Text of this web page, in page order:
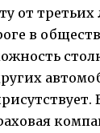
от третьих
в